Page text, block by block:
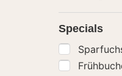
Specials